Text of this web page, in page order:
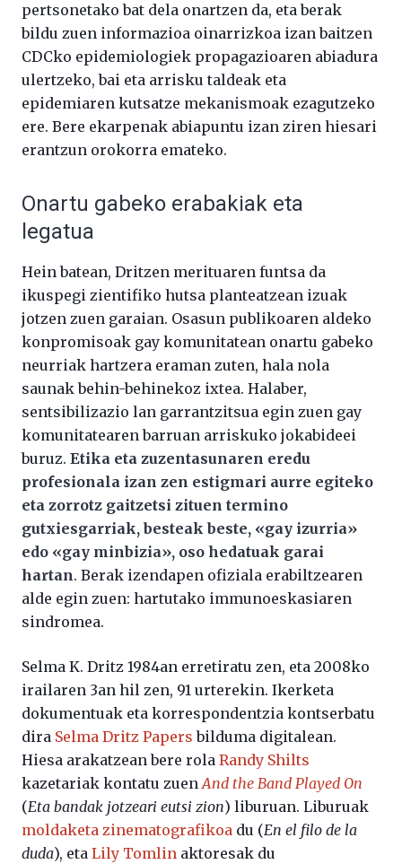
pertsonetako bat dela onartzen da, eta berak
bildu zuen informazioa oinarrizkoa izan baitzen
CDCko epidemiologiek propagazioaren abiadura
ulertzeko, bai eta arrisku taldeak eta
epidemiaren kutsatze mekanismoak ezagutzeko
ere. Bere ekarpenak abiapuntu izan ziren hiesari
erantzun orokorra emateko.
Onartu gabeko erabakiak eta
legatua
Hein batean, Dritzen merituaren funtsa da
ikuspegi zientifiko hutsa planteatzean izuak
jotzen zuen garaian. Osasun publikoaren aldeko
konpromisoak gay komunitatean onartu gabeko
neurriak hartzera eraman zuten, hala nola
saunak behin-behinekoz ixtea. Halaber,
sentsibilizazio lan garrantzitsua egin zuen gay
komunitatearen barruan arriskuko jokabideei
buruz. Etika eta zuzentasunaren eredu
profesionala izan zen estigmari aurre egiteko
eta zorrotz gaitzetsi zituen termino
gutxiesgarriak, besteak beste, «gay izurria»
edo «gay minbizia», oso hedatuak garai
hartan. Berak izendapen ofiziala erabiltzearen
alde egin zuen: hartutako immunoeskasiaren
sindromea.
Selma K. Dritz 1984an erretiratu zen, eta 2008ko
irailaren 3an hil zen, 91 urterekin. Ikerketa
dokumentuak eta korrespondentzia kontserbatu
dira Selma Dritz Papers bilduma digitalean.
Hiesa arakatzean bere rola Randy Shilts
kazetariak kontatu zuenAnd the Band Played On
(Eta bandak jotzeari eutsi zion) liburuan. Liburuak
moldaketa zinematografikoa du (En el filo de la
duda), eta Lily Tomlin aktoresak du